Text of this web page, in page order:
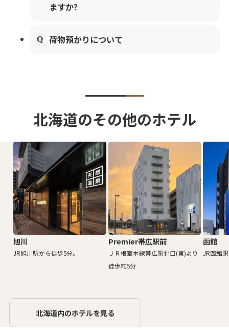
ますか?
荷物預かりについて
北海道のその他のホテル
旭川
JR旭川駅から徒歩5分。
Premier帯広駅前
ＪＲ根室本線帯広駅北口(東)より
徒歩約5分
函館
JR函館
北海道内のホテルを見る